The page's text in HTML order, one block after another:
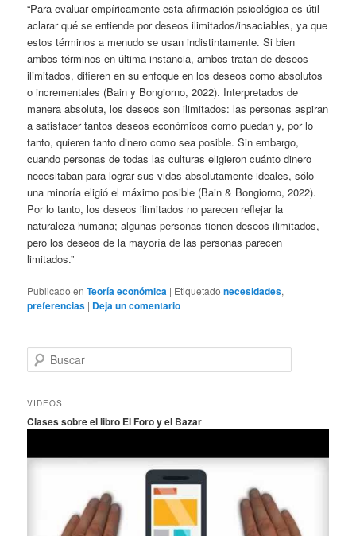
“Para evaluar empíricamente esta afirmación psicológica es útil
aclarar qué se entiende por deseos ilimitados/insaciables, ya que
estos términos a menudo se usan indistintamente. Si bien
ambos términos en última instancia, ambos tratan de deseos
ilimitados, difieren en su enfoque en los deseos como absolutos
o incrementales (Bain y Bongiorno, 2022). Interpretados de
manera absoluta, los deseos son ilimitados: las personas aspiran
a satisfacer tantos deseos económicos como puedan y, por lo
tanto, quieren tanto dinero como sea posible. Sin embargo,
cuando personas de todas las culturas eligieron cuánto dinero
necesitaban para lograr sus vidas absolutamente ideales, sólo
una minoría eligió el máximo posible (Bain & Bongiorno, 2022).
Por lo tanto, los deseos ilimitados no parecen reflejar la
naturaleza humana; algunas personas tienen deseos ilimitados,
pero los deseos de la mayoría de las personas parecen
limitados.”
Publicado en Teoría económica | Etiquetado necesidades,
preferencias | Deja un comentario
u
c
r
VIDEOS
Clases sobre el libro El Foro y el Bazar